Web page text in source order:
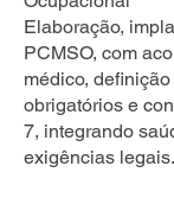
Elaboração,
PCMSO, com
médico,
obrigatórios e
7, integrando
exigências legais.